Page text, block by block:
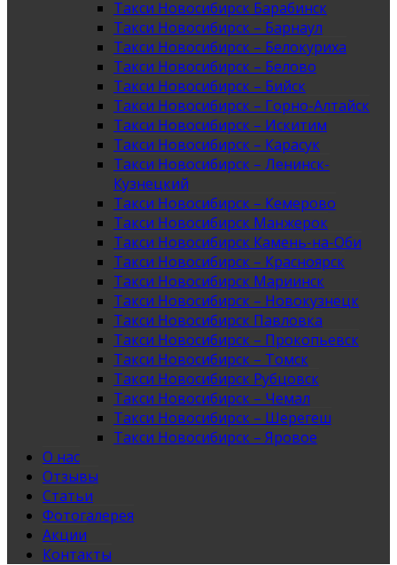
Такси Новосибирск Барабинск
Такси Новосибирск – Барнаул
Такси Новосибирск – Белокуриха
Такси Новосибирск – Белово
Такси Новосибирск – Бийск
Такси Новосибирск – Горно-Алтайск
Такси Новосибирск – Искитим
Такси Новосибирск – Карасук
Такси Новосибирск – Ленинск-
Кузнецкий
Такси Новосибирск – Кемерово
Такси Новосибирск Манжерок
Такси Новосибирск Камень-на-Оби
Такси Новосибирск – Красноярск
Такси Новосибирск Мариинск
Такси Новосибирск – Новокузнецк
Такси Новосибирск Павловка
Такси Новосибирск – Прокопьевск
Такси Новосибирск – Томск
Такси Новосибирск Рубцовск
Такси Новосибирск – Чемал
Такси Новосибирск – Шерегеш
Такси Новосибирск – Яровое
О нас
Отзывы
Статьи
Фотогалерея
Акции
Контакты